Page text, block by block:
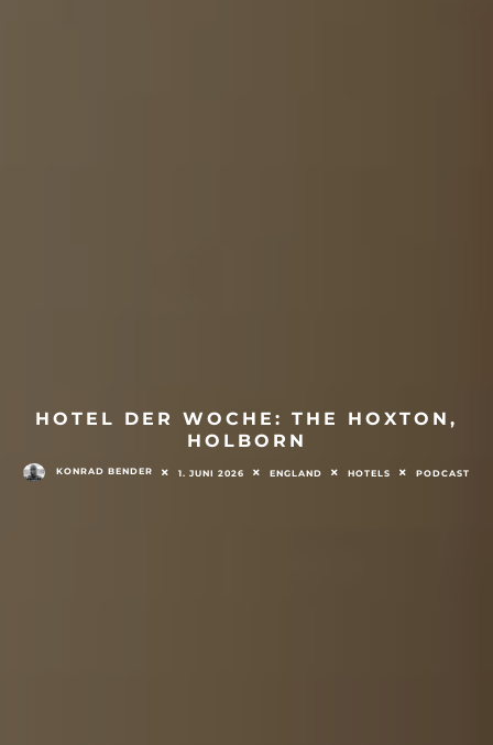
HOTEL DER WOCHE: THE HOXTON,
HOLBORN
KONRAD BENDER 1. JUNI 2026 ENGLAND HOTELS PODCAST